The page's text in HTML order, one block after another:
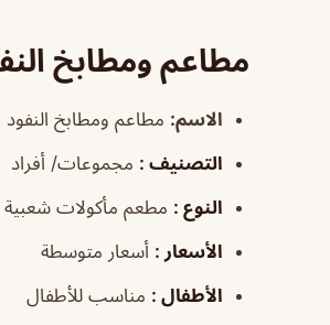
مطاعم ومطابخ
الاسم: مطاعم ومطابخ النفود
التصنيف : مجموعات/ أفراد
النوع : مطعم مأكولات شعبية
الأسعار : أسعار متوسطة
الأطفال : مناسب للأطفال